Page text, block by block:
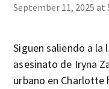
September 11, 2025 at
Siguen saliendo a la
asesinato de Iryna
urbano en Charlotte